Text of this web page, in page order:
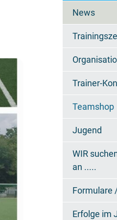
News
Trainer-
Teamshop
Jugend
WIR
an .....
Formulare
Erfolge im